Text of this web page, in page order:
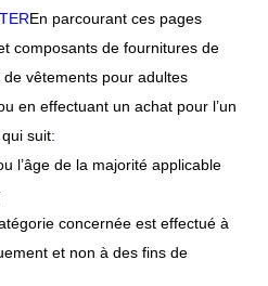
En parcourant ces pages
composants de fournitures de
vêtements pour adultes
en effectuant un achat pour l’un
suit:
l’âge de la majorité applicable
concernée est effectué à
et non à des fins de